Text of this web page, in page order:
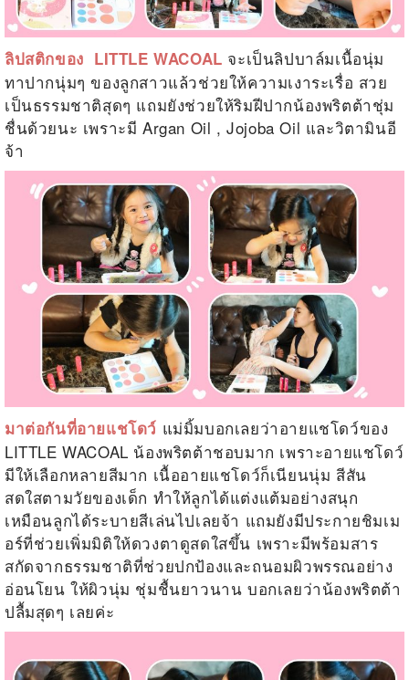
ลิปสติกของ LITTLE WACOAL จะเป็นลิปบาล์มเนื้อนุ่ม
ทาปากนุ่มๆ ของลูกสาวแล้วช่วยให้ความเงาระเรื่อ สวย
เป็นธรรมชาติสุดๆ แถมยังช่วยให้ริมฝีปากน้องพริตต้าชุ่ม
ชื่นด้วยนะ เพราะมี Argan Oil , Jojoba Oil และวิตามินอี
จ้า
มาต่อกันที่อายแชโดว์ แม่มิ้มบอกเลยว่าอายแชโดว์ของ
LITTLE WACOAL น้องพริตต้าชอบมาก เพราะอายแชโดว์
มีให้เลือกหลายสีมาก เนื้ออายแชโดว์ก็เนียนนุ่ม สีสัน
สดใสตามวัยของเด็ก ทำให้ลูกได้แต่งแต้มอย่างสนุก
เหมือนลูกได้ระบายสีเล่นไปเลยจ้า แถมยังมีประกายชิมเม
อร์ที่ช่วยเพิ่มมิติให้ดวงตาดูสดใสขึ้น เพราะมีพร้อมสาร
สกัดจากธรรมชาติที่ช่วยปกป้องและถนอมผิวพรรณอย่าง
อ่อนโยน ให้ผิวนุ่ม ชุ่มชื้นยาวนาน บอกเลยว่าน้องพริตต้า
ปลื้มสุดๆ เลยค่ะ